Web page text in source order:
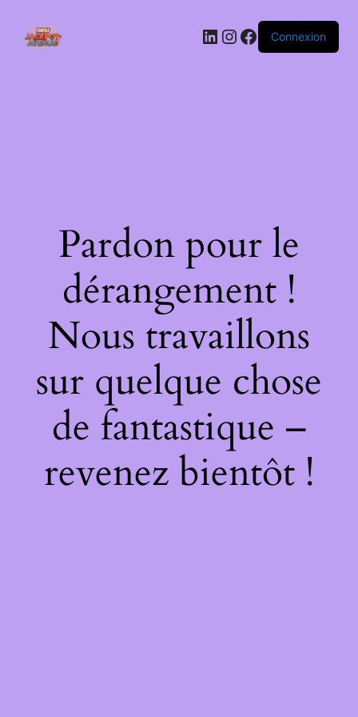
LinkedIn
Instagram
Facebook
Connexion
Pardon pour le
dérangement !
Nous travaillons
sur quelque chose
de fantastique –
revenez bientôt !